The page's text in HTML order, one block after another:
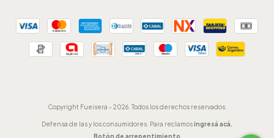
Copyright Fueisera - 2026. Todos los derechos reservados.
Defensa de las y los consumidores. Para reclamosingresá acá.
Botón de arrepentimiento